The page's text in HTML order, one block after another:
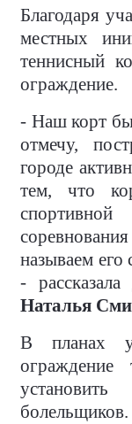
Благодаря
местных
теннисный
ограждение.
- Наш корт
отмечу,
городе
тем, что
называем
-
Наталья
В планах у
ограждение
болельщиков.